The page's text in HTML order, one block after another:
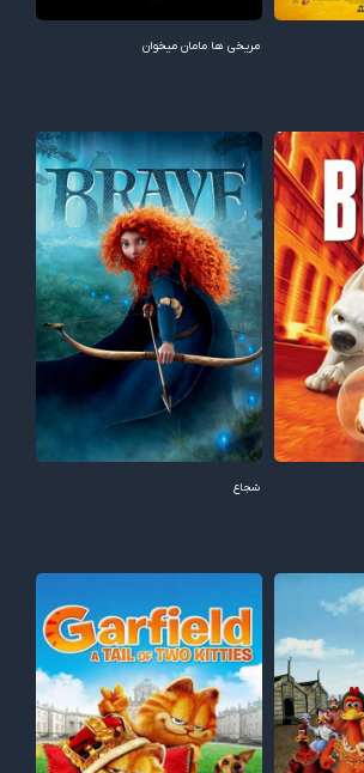
مریخی ها مامان میخوان
شجاع